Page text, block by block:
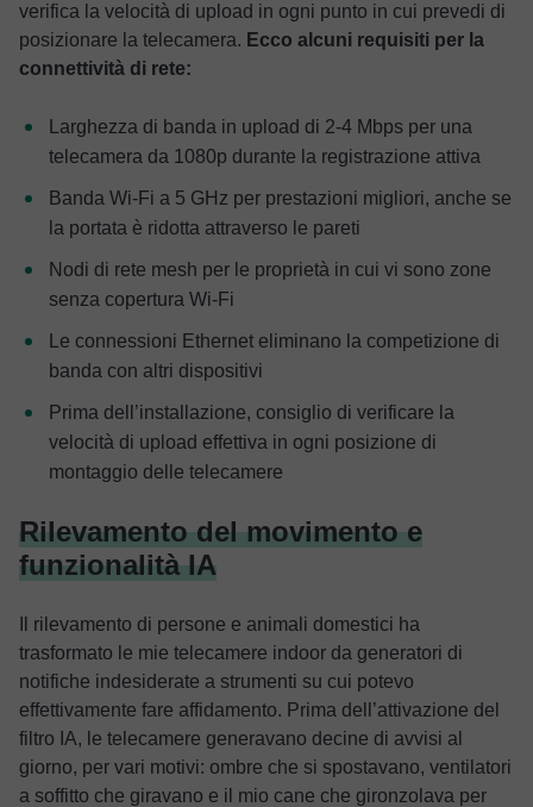
verifica la velocità di upload in ogni punto in cui prevedi di
posizionare la telecamera. Ecco alcuni requisiti per la
connettività di rete:
Larghezza di banda in upload di 2-4 Mbps per una
telecamera da 1080p durante la registrazione attiva
Banda Wi-Fi a 5 GHz per prestazioni migliori, anche se
la portata è ridotta attraverso le pareti
Nodi di rete mesh per le proprietà in cui vi sono zone
senza copertura Wi-Fi
Le connessioni Ethernet eliminano la competizione di
banda con altri dispositivi
Prima dell’installazione, consiglio di verificare la
velocità di upload effettiva in ogni posizione di
montaggio delle telecamere
Rilevamento del movimento e
funzionalità IA
Il rilevamento di persone e animali domestici ha
trasformato le mie telecamere indoor da generatori di
notifiche indesiderate a strumenti su cui potevo
effettivamente fare affidamento. Prima dell’attivazione del
filtro IA, le telecamere generavano decine di avvisi al
giorno, per vari motivi: ombre che si spostavano, ventilatori
a soffitto che giravano e il mio cane che gironzolava per